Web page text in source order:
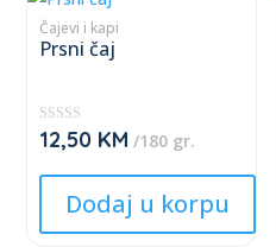
Čajevi i kapi
Prsni čaj
★
★
★
12,50 KM /180 gr.
product
has
variants.
The
options
Dodaj u korpu